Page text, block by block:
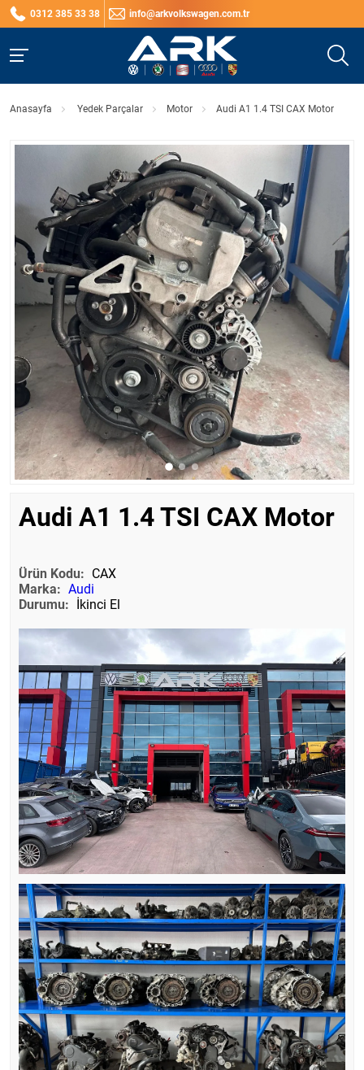
0312 385 33 38 info@arkvolkswagen.com.tr
Anasayfa Yedek Parçalar Motor Audi A1 1.4 TSI CAX Motor
Audi A1 1.4 TSI CAX Motor
Ürün Kodu: CAX
Marka: Audi
Durumu: İkinci El